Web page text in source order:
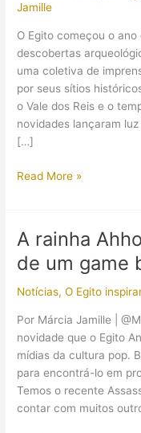
Jamille
O Egito começou o
descobertas
uma coletiva de
por seus sítios
o Vale dos Reis e o
novidades lançaram
[…]
Descobertas
revelam
novos
sobre
o
Egito
Antigo
Read More »
A rainha
de um game
Notícias,O Egito
Por Márcia Jamille |
novidade que o Egito
mídias da cultura pop.
para encontrá-lo em
Temos o recente
contar com muitos